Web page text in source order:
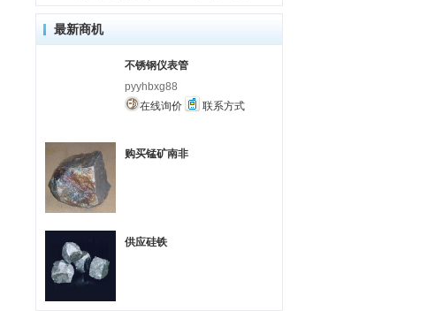
最新商机
不锈钢仪表管
pyyhbxg88
在线询价
联系方式
购买锰矿南非
供应硅铁